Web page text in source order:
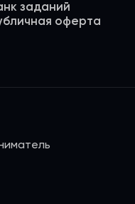
заданий
оферта